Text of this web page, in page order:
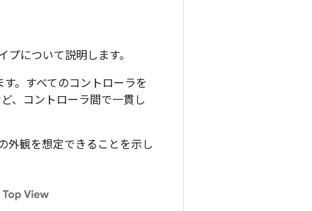
について説明します。
。すべてのコントローラを
、コントローラ間で一貫し
外観を想定できることを示し